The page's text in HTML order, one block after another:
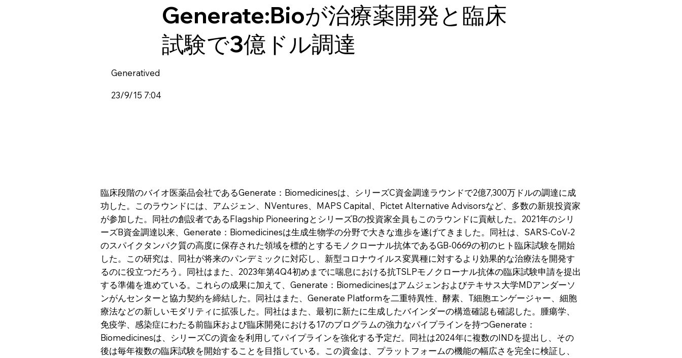
Generate:Bioが治療薬開発と臨床
試験で3億ドル調達
Generatived
23/9/15 7:04
臨床段階のバイオ医薬品会社であるGenerate：Biomedicinesは、シリーズC資金調達ラウンドで2億7,300万ドルの調達に成
功した。このラウンドには、アムジェン、NVentures、MAPS Capital、Pictet Alternative Advisorsなど、多数の新規投資家
が参加した。同社の創設者であるFlagship PioneeringとシリーズBの投資家全員もこのラウンドに貢献した。2021年のシリ
ーズB資金調達以来、Generate：Biomedicinesは生成生物学の分野で大きな進歩を遂げてきました。同社は、SARS-CoV-2
のスパイクタンパク質の高度に保存された領域を標的とするモノクローナル抗体であるGB-0669の初のヒト臨床試験を開始
した。この研究は、同社が将来のパンデミックに対応し、新型コロナウイルス変異種に対するより効果的な治療法を開発す
るのに役立つだろう。同社はまた、2023年第4Q4初めまでに喘息における抗TSLPモノクローナル抗体の臨床試験申請を提出
する準備を進めている。これらの成果に加えて、Generate：Biomedicinesはアムジェンおよびテキサス大学MDアンダーソ
ンがんセンターと協力契約を締結した。同社はまた、Generate Platformを二重特異性、酵素、T細胞エンゲージャー、細胞
療法などの新しいモダリティに拡張した。同社はまた、最初に新たに生成したバインダーの構造確認も確認した。腫瘍学、
免疫学、感染症にわたる前臨床および臨床開発における17のプログラムの強力なパイプラインを持つGenerate：
Biomedicinesは、シリーズCの資金を利用してパイプラインを強化する予定だ。同社は2024年に複数のINDを提出し、その
後は毎年複数の臨床試験を開始することを目指している。この資金は、プラットフォームの機能の幅広さを完全に検証し、